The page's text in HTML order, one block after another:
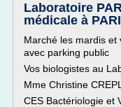
Laboratoire
médicale à
Marché les mardis et
avec parking public
Vos biologistes au
Mme Christine
CES Bactériologie et